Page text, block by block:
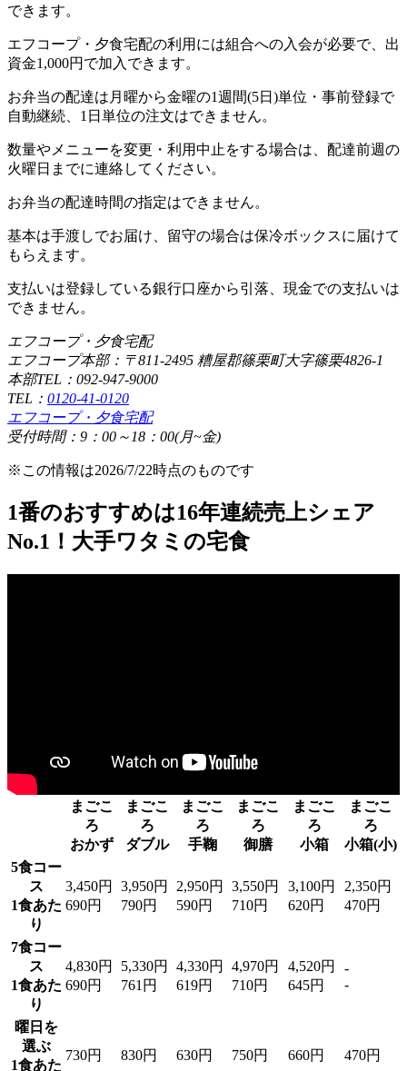
できます。
エフコープ・夕食宅配の利用には組合への入会が必要で、出
資金1,000円で加入できます。
お弁当の配達は月曜から金曜の1週間(5日)単位・事前登録で
自動継続、1日単位の注文はできません。
数量やメニューを変更・利用中止をする場合は、配達前週の
火曜日までに連絡してください。
お弁当の配達時間の指定はできません。
基本は手渡しでお届け、留守の場合は保冷ボックスに届けて
もらえます。
支払いは登録している銀行口座から引落、現金での支払いは
できません。
エフコープ・夕食宅配
エフコープ本部：〒811-2495 糟屋郡篠栗町大字篠栗4826-1
本部TEL：092-947-9000
TEL： 0120-41-0120
エフコープ・夕食宅配
受付時間：9：00～18：00(月~金)
※この情報は2026/7/22時点のものです
1番のおすすめは16年連続売上シェア
No.1！大手ワタミの宅食
まごこ
ろ
おかず
まごこ
ろ
ダブル
まごこ
ろ
手鞠
まごこ
ろ
御膳
まごこ
ろ
小箱
まごこ
ろ
小箱(小)
5食コー
ス
1食あた
り
3,450円
690円
3,950円
790円
2,950円
590円
3,550円
710円
3,100円
620円
2,350円
470円
7食コー
ス
1食あた
り
4,830円
690円
5,330円
761円
4,330円
619円
4,970円
710円
4,520円
645円
-
-
曜日を
選ぶ
1食あた
730円 830円 630円 750円 660円 470円